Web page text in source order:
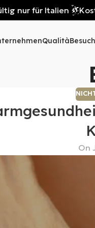
für Italien
Qualità
On